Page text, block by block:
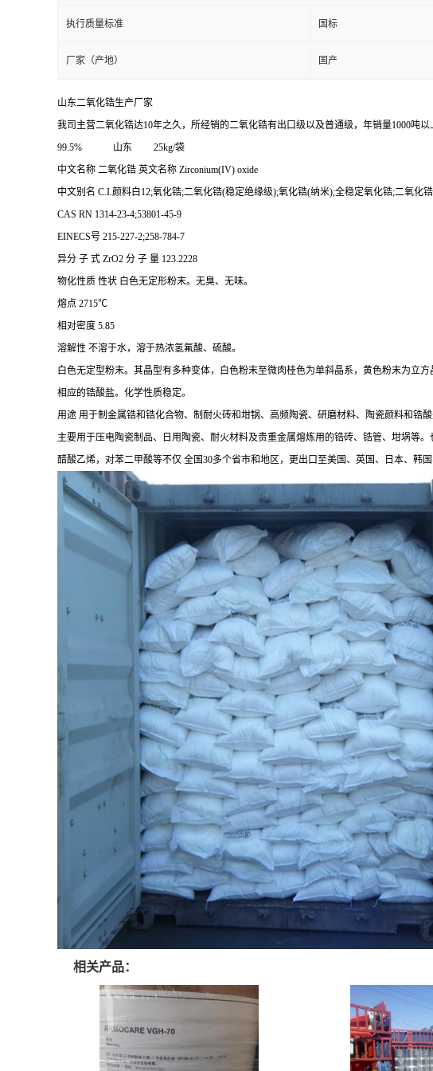
执行质量标准 国标
厂家（产地） 国产
山东二氧化锆生产厂家
我司主营二氧化锆达10年之久，所经销的二氧化锆有出口级以及普通级，年销量1000吨
99.5% 山东 25kg/袋
中文名称 二氧化锆 英文名称 Zirconium(IV) oxide
中文别名 C.I.颜料白12;氧化锆;二氧化锆(稳定绝缘级);氧化锆(纳米);全稳定氧化锆;二氧化
CAS RN 1314-23-4;53801-45-9
EINECS号 215-227-2;258-784-7
异分 子 式 ZrO2 分 子 量 123.2228
物化性质 性状 白色无定形粉末。无臭、无味。
熔点 2715℃
相对密度 5.85
溶解性 不溶于水，溶于热浓氢氟酸、硫酸。
白色无定型粉末。其晶型有多种变体，白色粉末至微肉桂色为单斜晶系，黄色粉末为立
相应的锆酸盐。化学性质稳定。
用途 用于制金属锆和锆化合物、制耐火砖和坩锅、高频陶瓷、研磨材料、陶瓷颜料和锆
主要用于压电陶瓷制品、日用陶瓷、耐火材料及贵重金属熔炼用的锆砖、锆管、坩埚等
醋酸乙烯，对苯二甲酸等不仅 全国30多个省市和地区，更出口至美国、英国、日本、韩
相关产品：